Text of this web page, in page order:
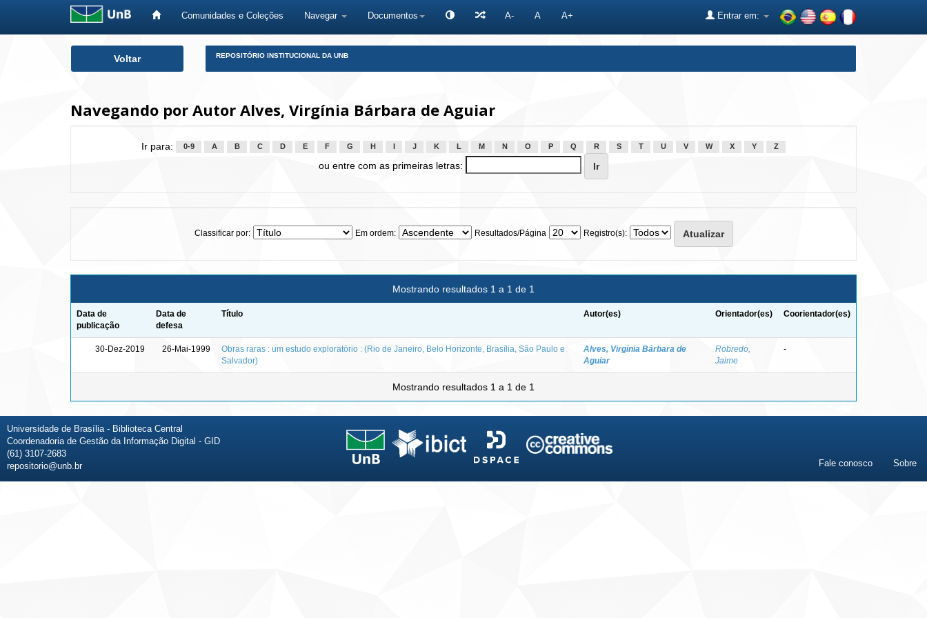
Comunidades e Coleções Navegar Documentos A- A A+ Entrar em:
Voltar REPOSITÓRIO INSTITUCIONAL DA UNB
Navegando por Autor Alves, Virgínia Bárbara de Aguiar
Ir para: 0-9 A B C D E F G H J K L M N O P Q R S T U V W X Y Z
ou entre com as primeiras letras:
Classificar por: Em ordem: Resultados/Página Registro(s):
Mostrando resultados 1 a 1 de 1
Data de
publicação
Data de
defesa
Título Autor(es) Orientador(es) Coorientador(es)
30-Dez-2019 26-Mai-1999
Obras raras : um estudo exploratório : (Rio de Janeiro, Belo Horizonte, Brasília, São Paulo e
Salvador)
Alves, Virgínia Bárbara de
Aguiar
Robredo,
Jaime
-
Mostrando resultados 1 a 1 de 1
Universidade de Brasília - Biblioteca Central
Coordenadoria de Gestão da Informação Digital - GID
(61) 3107-2683
repositorio@unb.br
Fale conosco Sobre